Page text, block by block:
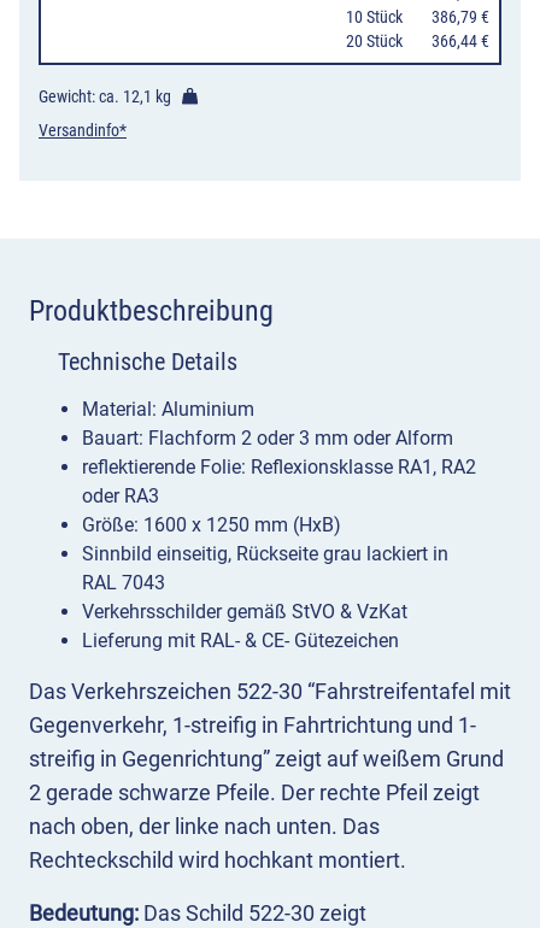
Fahrtrichtung
und
10 Stück
386,79 €
20 Stück
366,44 €
Gewicht: ca. 12,1 kg
Versandinfo*
Produktbeschreibung
Das Verkehrszeichen 522-30 “Fahrstreifentafel mit
Gegenverkehr, 1-streifig in Fahrtrichtung und 1-
streifig in Gegenrichtung” zeigt auf weißem Grund
2 gerade schwarze Pfeile. Der rechte Pfeil zeigt
nach oben, der linke nach unten. Das
Rechteckschild wird hochkant montiert.
Bedeutung: Das Schild 522-30 zeigt
Technische Details
Material: Aluminium
Bauart: Flachform 2 oder 3 mm oder Alform
reflektierende Folie: Reflexionsklasse RA1, RA2
oder RA3
Größe: 1600 x 1250 mm (HxB)
Sinnbild einseitig, Rückseite grau lackiert in
RAL 7043
Verkehrsschilder gemäß StVO & VzKat
Lieferung mit RAL- & CE- Gütezeichen